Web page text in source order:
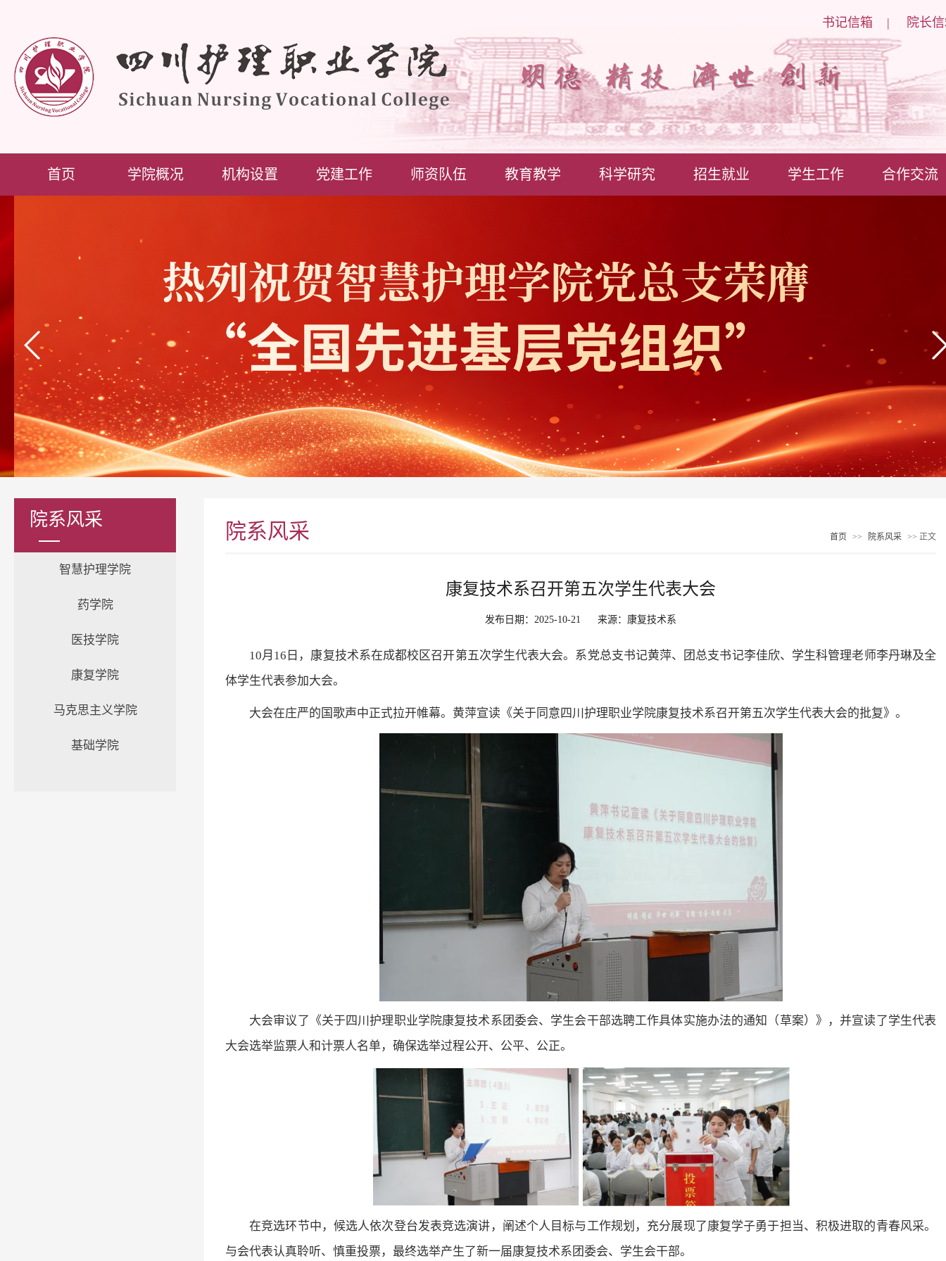
书记信箱 | 院长
首页 学院概况 机构设置 党建工作 师资队伍 教育教学 科学研究 招生就业 学生工作 合作交流
院系风采
智慧护理学院
药学院
医技学院
康复学院
马克思主义学院
基础学院
首页 >> 院系风采 >> 正文
院系风采
康复技术系召开第五次学生代表大会
发布日期：2025-10-21 来源：康复技术系
10月16日，康复技术系在成都校区召开第五次学生代表大会。系党总支书记黄萍、团总支书记李佳欣、学生科管理老师李丹琳及全
体学生代表参加大会。
大会在庄严的国歌声中正式拉开帷幕。黄萍宣读《关于同意四川护理职业学院康复技术系召开第五次学生代表大会的批复》。
大会审议了《关于四川护理职业学院康复技术系团委会、学生会干部选聘工作具体实施办法的通知（草案）》，并宣读了学生代表
大会选举监票人和计票人名单，确保选举过程公开、公平、公正。
在竞选环节中，候选人依次登台发表竞选演讲，阐述个人目标与工作规划，充分展现了康复学子勇于担当、积极进取的青春风采。
与会代表认真聆听、慎重投票，最终选举产生了新一届康复技术系团委会、学生会干部。